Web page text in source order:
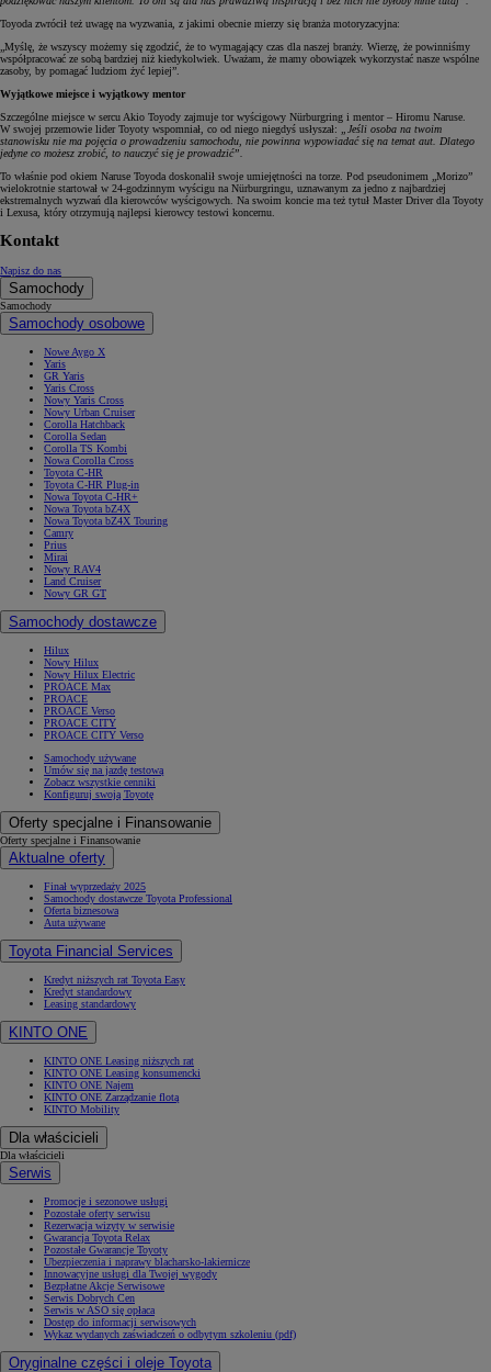
Toyoda zwrócił też uwagę na wyzwania, z jakimi obecnie mierzy się branża motoryzacyjna:
„Myślę, że wszyscy możemy się zgodzić, że to wymagający czas dla naszej branży. Wierzę, że powinniśmy
współpracować ze sobą bardziej niż kiedykolwiek. Uważam, że mamy obowiązek wykorzystać nasze wspólne
zasoby, by pomagać ludziom żyć lepiej”.
Wyjątkowe miejsce i wyjątkowy mentor
Szczególne miejsce w sercu Akio Toyody zajmuje tor wyścigowy Nürburgring i mentor – Hiromu Naruse.
W swojej przemowie lider Toyoty wspomniał, co od niego niegdyś usłyszał:
„Jeśli osoba na twoim
stanowisku nie ma pojęcia o prowadzeniu samochodu, nie powinna wypowiadać się na temat aut. Dlatego
jedyne co możesz zrobić, to nauczyć się je prowadzić”.
To właśnie pod okiem Naruse Toyoda doskonalił swoje umiejętności na torze. Pod pseudonimem „Morizo”
wielokrotnie startował w 24-godzinnym wyścigu na Nürburgringu, uznawanym za jedno z najbardziej
ekstremalnych wyzwań dla kierowców wyścigowych. Na swoim koncie ma też tytuł Master Driver dla Toyoty
i Lexusa, który otrzymują najlepsi kierowcy testowi koncernu.
Kontakt
Napisz do nas
Samochody
Samochody
Samochody osobowe
Nowe Aygo X
Yaris
GR Yaris
Yaris Cross
Nowy Yaris Cross
Nowy Urban Cruiser
Corolla Hatchback
Corolla Sedan
Corolla TS Kombi
Nowa Corolla Cross
Toyota C-HR
Toyota C-HR Plug-in
Nowa Toyota C-HR+
Nowa Toyota bZ4X
Nowa Toyota bZ4X Touring
Camry
Prius
Mirai
Nowy RAV4
Land Cruiser
Nowy GR GT
Samochody dostawcze
Hilux
Nowy Hilux
Nowy Hilux Electric
PROACE Max
PROACE
PROACE Verso
PROACE CITY
PROACE CITY Verso
Samochody używane
Umów się na jazdę testową
Zobacz wszystkie cenniki
Konfiguruj swoją Toyotę
Oferty specjalne i Finansowanie
Oferty specjalne i Finansowanie
Aktualne oferty
Finał wyprzedaży 2025
Samochody dostawcze Toyota Professional
Oferta biznesowa
Auta używane
Toyota Financial Services
Kredyt niższych rat Toyota Easy
Kredyt standardowy
Leasing standardowy
KINTO ONE
KINTO ONE Leasing niższych rat
KINTO ONE Leasing konsumencki
KINTO ONE Najem
KINTO ONE Zarządzanie flotą
KINTO Mobility
Dla właścicieli
Dla właścicieli
Serwis
Promocje i sezonowe usługi
Pozostałe oferty serwisu
Rezerwacja wizyty w serwisie
Gwarancja Toyota Relax
Pozostałe Gwarancje Toyoty
Ubezpieczenia i naprawy blacharsko-lakiernicze
Innowacyjne usługi dla Twojej wygody
Bezpłatne Akcje Serwisowe
Serwis Dobrych Cen
Serwis w ASO się opłaca
Dostęp do informacji serwisowych
Wykaz wydanych zaświadczeń o odbytym szkoleniu (pdf)
Oryginalne części i oleje Toyota